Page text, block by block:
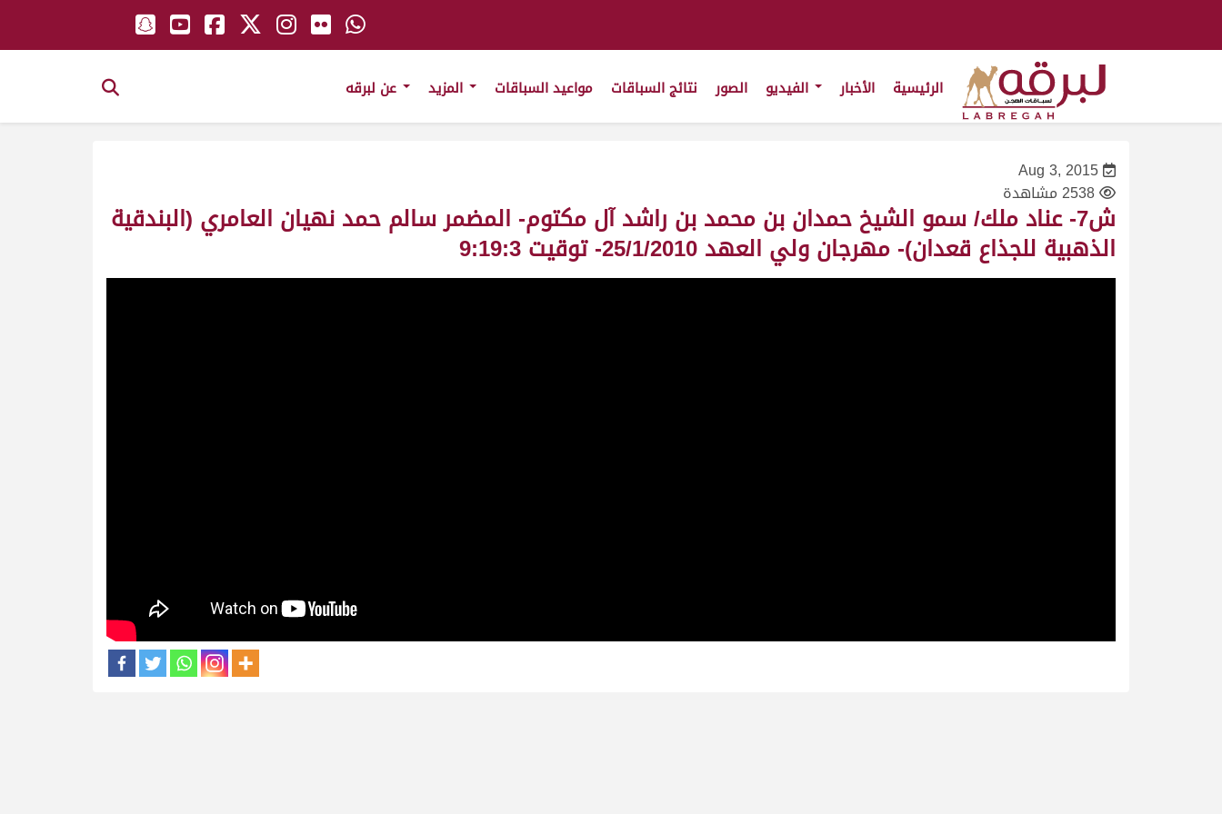
الرئيسية الأخبار الصور نتائج السباقات مواعيد السباقات
Aug 3, 2015
2538 مشاهدة
ش7- عناد ملك/ سمو الشيخ حمدان بن محمد بن راشد آل مكتوم- المضمر سالم حمد نهيان العامري (البندقية
الذهبية للجذاع قعدان)- مهرجان ولي العهد 25/1/2010- توقيت 9:19:3